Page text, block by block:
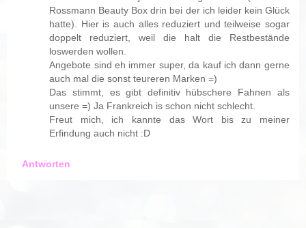
Rossmann Beauty Box drin bei der ich leider kein Glück
hatte). Hier is auch alles reduziert und teilweise sogar
doppelt reduziert, weil die halt die Restbestände
loswerden wollen.
Angebote sind eh immer super, da kauf ich dann gerne
auch mal die sonst teureren Marken =)
Das stimmt, es gibt definitiv hübschere Fahnen als
unsere =) Ja Frankreich is schon nicht schlecht.
Freut mich, ich kannte das Wort bis zu meiner
Erfindung auch nicht :D
Antworten